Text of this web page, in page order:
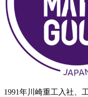
1991年川崎重工入社、